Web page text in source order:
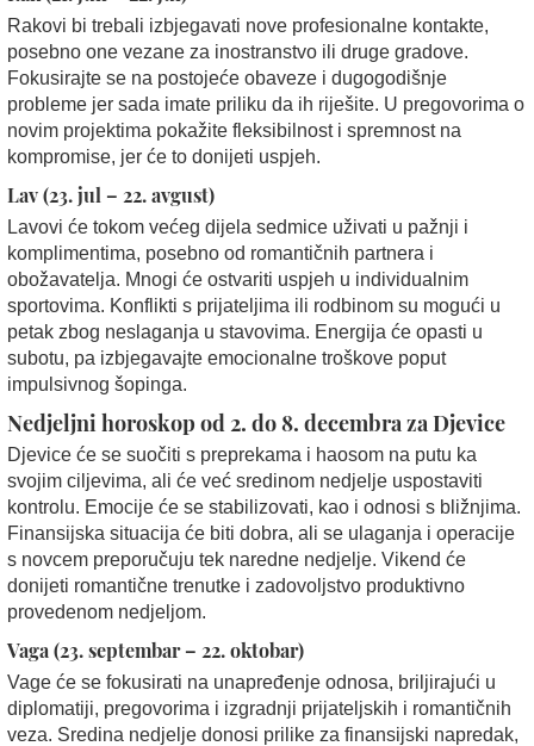
Rakovi bi trebali izbjegavati nove profesionalne kontakte,
posebno one vezane za inostranstvo ili druge gradove.
Fokusirajte se na postojeće obaveze i dugogodišnje
probleme jer sada imate priliku da ih riješite. U pregovorima o
novim projektima pokažite fleksibilnost i spremnost na
kompromise, jer će to donijeti uspjeh.
Lav (23. jul – 22. avgust)
Lavovi će tokom većeg dijela sedmice uživati u pažnji i
komplimentima, posebno od romantičnih partnera i
obožavatelja. Mnogi će ostvariti uspjeh u individualnim
sportovima. Konflikti s prijateljima ili rodbinom su mogući u
petak zbog neslaganja u stavovima. Energija će opasti u
subotu, pa izbjegavajte emocionalne troškove poput
impulsivnog šopinga.
Nedjeljni horoskop od 2. do 8. decembra za Djevice
Djevice će se suočiti s preprekama i haosom na putu ka
svojim ciljevima, ali će već sredinom nedjelje uspostaviti
kontrolu. Emocije će se stabilizovati, kao i odnosi s bližnjima.
Finansijska situacija će biti dobra, ali se ulaganja i operacije
s novcem preporučuju tek naredne nedjelje. Vikend će
donijeti romantične trenutke i zadovoljstvo produktivno
provedenom nedjeljom.
Vaga (23. septembar – 22. oktobar)
Vage će se fokusirati na unapređenje odnosa, briljirajući u
diplomatiji, pregovorima i izgradnji prijateljskih i romantičnih
veza. Sredina nedjelje donosi prilike za finansijski napredak,